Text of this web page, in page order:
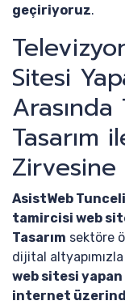
geçiriyoruz.
Sitesi
Tasarım
Zirvesine
AsistWeb Tunceli
tamircisi web
Tasarım sektöre
dijital altyapımızla
web sitesi
internet